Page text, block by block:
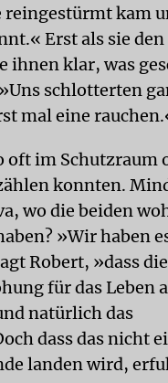
reingestürmt kam
Erst als sie den
ihnen klar, was
schlotterten
mal eine
oft im Schutzraum
konnten.
wo die beiden
»Wir haben
Robert, »dass
für das Leben
natürlich das
dass das nicht
landen wird,